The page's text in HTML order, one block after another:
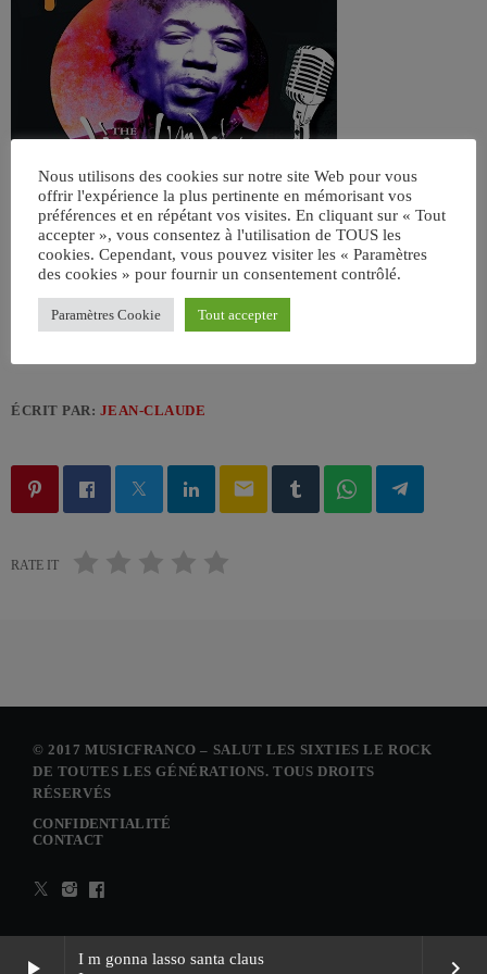
play_arrow
I m gonna lasso santa claus
keyboard_arrow_right
ÉCRIT PAR: JEAN-CLAUDE
email
RATE IT
© 2017 MUSICFRANCO – SALUT LES SIXTIES LE ROCK
DE TOUTES LES GÉNÉRATIONS. TOUS DROITS
RÉSERVÉS
CONFIDENTIALITÉ
CONTACT
Nous utilisons des cookies sur notre site Web pour vous
offrir l'expérience la plus pertinente en mémorisant vos
préférences et en répétant vos visites. En cliquant sur « Tout
accepter », vous consentez à l'utilisation de TOUS les
cookies. Cependant, vous pouvez visiter les « Paramètres
des cookies » pour fournir un consentement contrôlé.
Paramètres Cookie Tout accepter